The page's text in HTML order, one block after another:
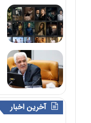
آخرین اخبار